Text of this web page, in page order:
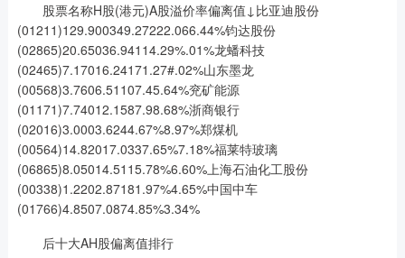
股票名称H股(港元)A股溢价率偏离值↓比亚迪股份
(01211)129.900349.27222.066.44%钧达股份
(02865)20.65036.94114.29%.01%龙蟠科技
(02465)7.17016.24171.27#.02%山东墨龙
(00568)3.7606.51107.45.64%兖矿能源
(01171)7.74012.1587.98.68%浙商银行
(02016)3.0003.6244.67%8.97%郑煤机
(00564)14.82017.0337.65%7.18%福莱特玻璃
(06865)8.05014.5115.78%6.60%上海石油化工股份
(00338)1.2202.87181.97%4.65%中国中车
(01766)4.8507.0874.85%3.34%
后十大AH股偏离值排行